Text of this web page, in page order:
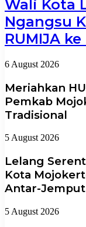
Wali Kota
Ngangsu
RUMIJA
6 August 2026
Meriahkan
Pemkab
Tradisional
5 August 2026
Lelang
Kota
Antar-
5 August 2026